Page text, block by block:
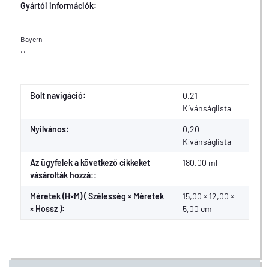
Gyártói információk:
Bayern
, ,
Érték
Gyártó
Bolt navigáció:
0,21
Kívánságlista
Nyilvános:
0,20
Kívánságlista
Az ügyfelek a következő cikkeket
vásárolták hozzá::
180,00 ml
Méretek (H×M) ( Szélesség × Méretek
× Hossz ):
15,00 × 12,00 ×
5,00 cm